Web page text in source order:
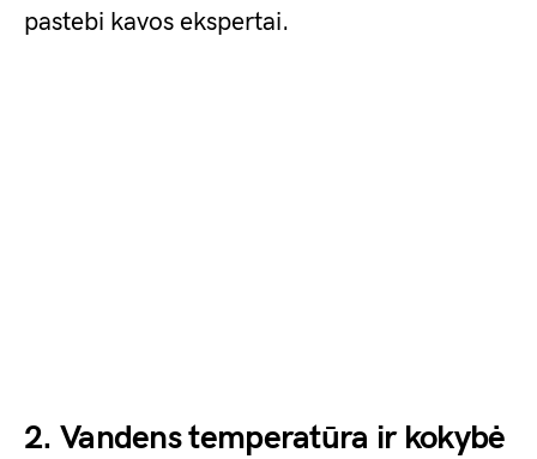
pastebi kavos ekspertai.
2. Vandens temperatūra ir kokybė